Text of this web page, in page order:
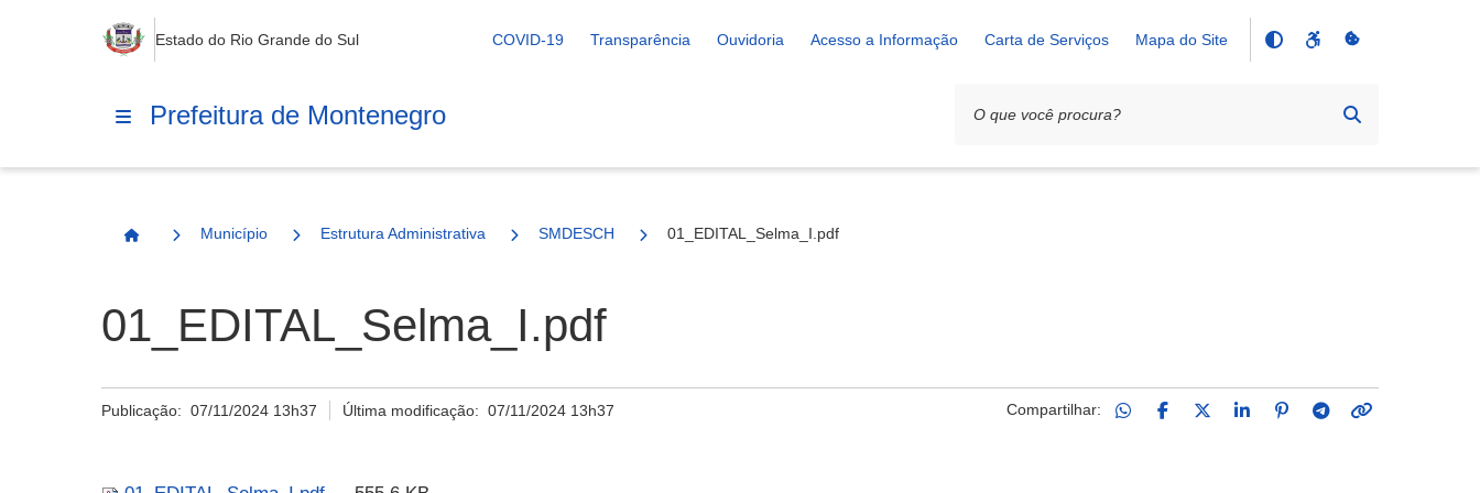
Estado do Rio Grande do Sul COVID-19 Transparência Ouvidoria Acesso a Informação Carta de Serviços Mapa do Site
Prefeitura de Montenegro
Página Inicial
Município Estrutura Administrativa SMDESCH 01_EDITAL_Selma_I.pdf
01_EDITAL_Selma_I.pdf
Publicação: 07/11/2024 13h37 Última modificação:07/11/2024 13h37 Compartilhar: